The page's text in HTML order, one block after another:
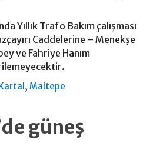
Yıllık Trafo Bakım çalışması
Caddelerine – Menekşe
ve Fahriye Hanım
Kartal ,Maltepe
güneş